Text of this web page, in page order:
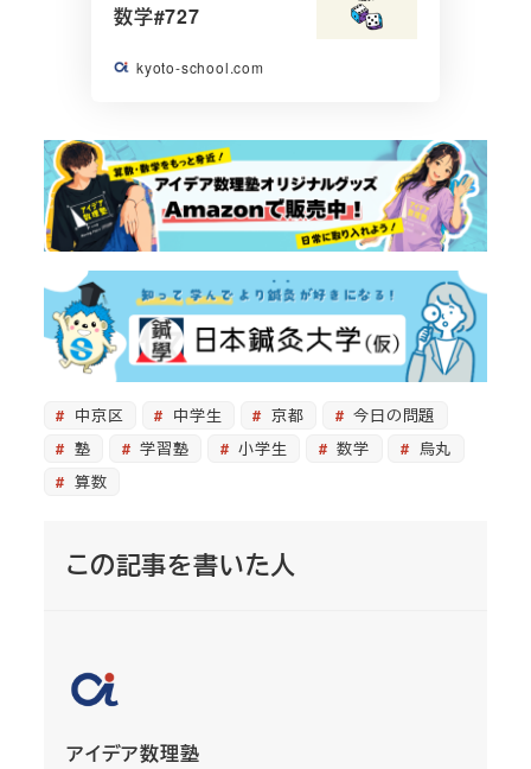
数学#727
kyoto-school.com
中京区 中学生 京都
今日の問題
塾
学習塾 小学生 数学
烏丸
算数
この記事を書いた人
アイデア数理塾